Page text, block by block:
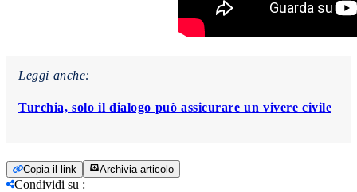
Leggi anche:
Turchia, solo il dialogo può assicurare un vivere civile
Copia il link Archivia articolo
Condividi su :